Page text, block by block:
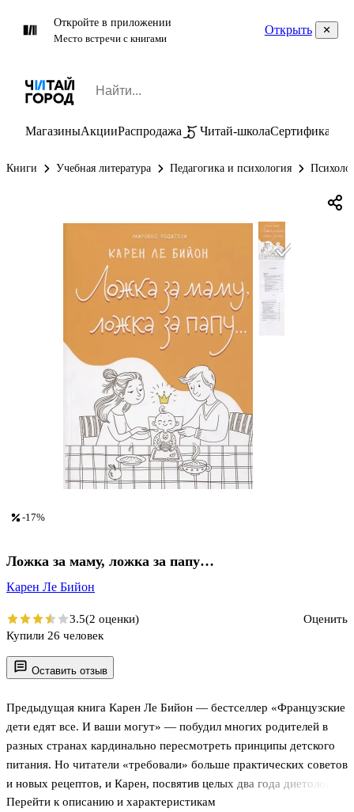
Откройте в приложении
Место встречи с книгами
Открыть
МагазиныАкцииРаспродажа Читай-школаСертификаты
Книги Учебная литература Педагогика и психология
Оставить отзыв
Предыдущая книга Карен Ле Бийон — бестселлер «Французские
дети едят все. И ваши могут» — побудил многих родителей в
разных странах кардинально пересмотреть принципы детского
питания. Но читатели «требовали» больше практических советов
и новых рецептов, и Карен, посвятив целых два года диетологии,
психологии, нейробиологии, педагогике, психологии и
Перейти к описанию и характеристикам
-17%
Ложка за маму, ложка за папу…
Карен Ле Бийон
3.5(2 оценки)
Оценить
Купили 26 человек